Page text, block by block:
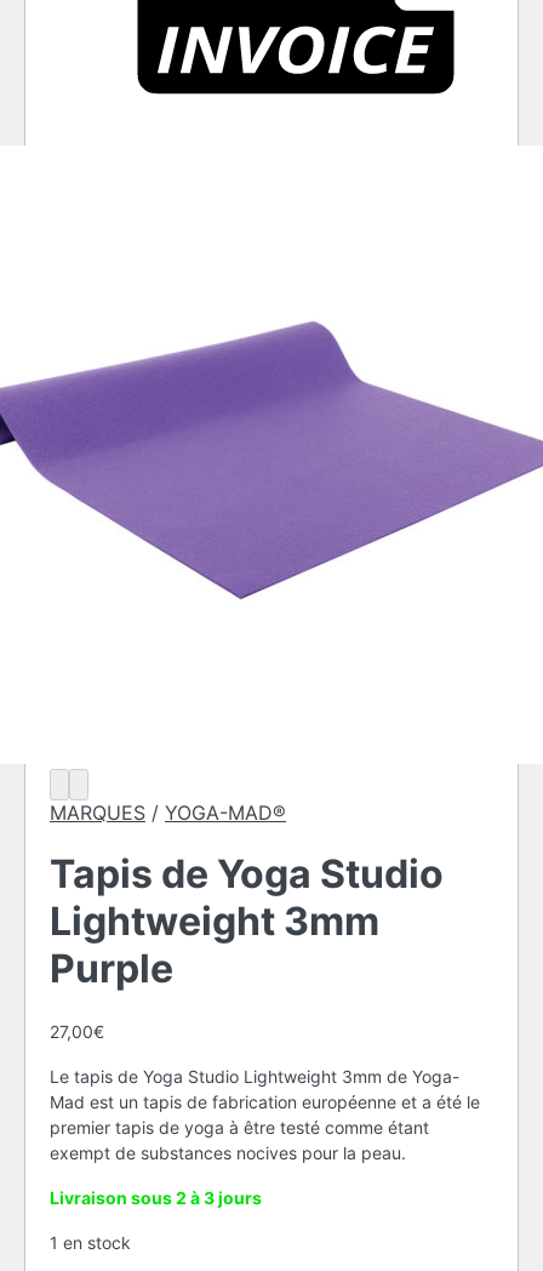
MARQUES / YOGA-MAD®
Tapis de Yoga Studio
Lightweight 3mm
Purple
27,00€
Le tapis de Yoga Studio Lightweight 3mm de Yoga-
Mad est un tapis de fabrication européenne et a été le
premier tapis de yoga à être testé comme étant
exempt de substances nocives pour la peau.
Livraison sous 2 à 3 jours
1 en stock